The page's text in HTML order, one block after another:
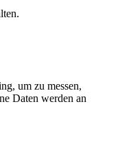
um zu messen,
Daten werden an